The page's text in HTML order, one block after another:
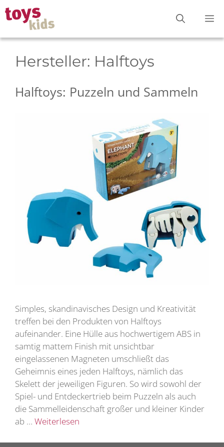
Zum
Inhalt
springen
Hersteller: Halftoys
Halftoys: Puzzeln und Sammeln
Simples, skandinavisches Design und Kreativität
treffen bei den Produkten von Halftoys
aufeinander. Eine Hülle aus hochwertigem ABS in
samtig mattem Finish mit unsichtbar
eingelassenen Magneten umschließt das
Geheimnis eines jeden Halftoys, nämlich das
Skelett der jeweiligen Figuren. So wird sowohl der
Spiel- und Entdeckertrieb beim Puzzeln als auch
die Sammelleidenschaft großer und kleiner Kinder
ab … Weiterlesen